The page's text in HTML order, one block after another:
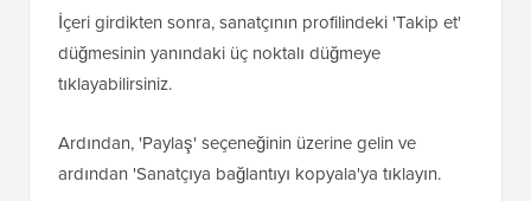
İçeri girdikten sonra, sanatçının profilindeki 'Takip et'
düğmesinin yanındaki üç noktalı düğmeye
tıklayabilirsiniz.
Ardından, 'Paylaş' seçeneğinin üzerine gelin ve
ardından 'Sanatçıya bağlantıyı kopyala'ya tıklayın.